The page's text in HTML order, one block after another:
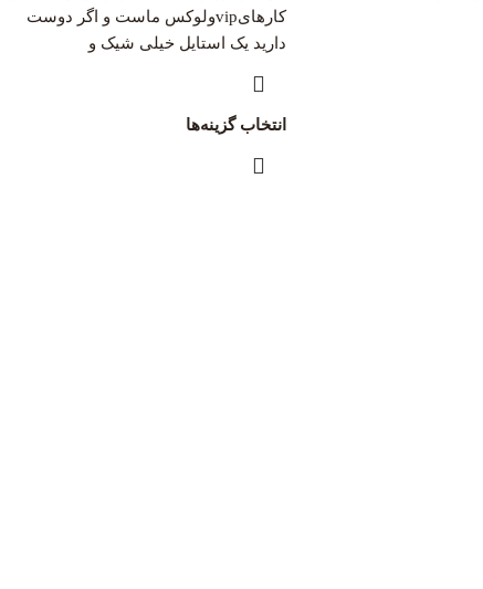
کارهایvipولوکس ماست و اگر دوست
دارید یک استایل خیلی شیک و
انتخاب گزینه‌ها